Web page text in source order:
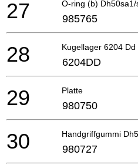
O-ring (b) Dh50sa1/
27 985765
Kugellager 6204 Dd
28 6204DD
Platte
29 980750
Handgriffgummi
30 980727